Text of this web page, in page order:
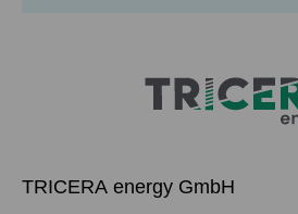
TRICERA energy GmbH